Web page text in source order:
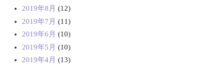
2019年8月 (12)
2019年7月 (11)
2019年6月 (10)
2019年5月 (10)
2019年4月 (13)